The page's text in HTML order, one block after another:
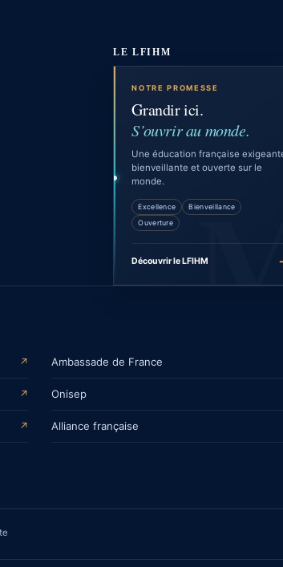
LE LFIHM
NOTRE PROMESSE
Grandir ici.
S’ouvrir au monde.
Une éducation française
bienveillante et ouverte sur le
monde.
Excellence
Bienveillance
Ouverture
Découvrir le LFIHM
↗ Ambassade de France
↗ Onisep
↗ Alliance française